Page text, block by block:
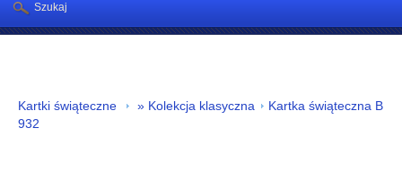
Kartki świąteczne » Kolekcja klasyczna
Kartka świąteczna B
932
Szukaj